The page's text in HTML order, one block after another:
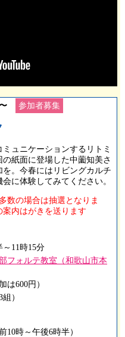
参加者募集
ュニケーションするリトミ
紙面に登場した中薗知美さ
。今春にはリビングカルチ
に体験してみてください。
数の場合は抽選となりま
内はがきを送ります
～11時15分
フォルテ教室（和歌山市本
は600円）
）
10時～午後6時半）